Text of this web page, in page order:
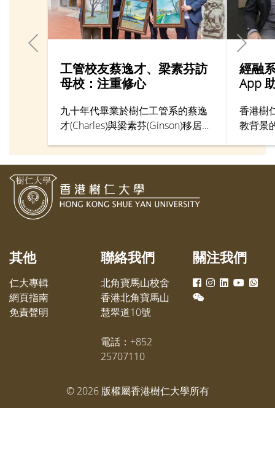
工管校友蔡逸才、梁素芬訪
母校：注重修心
九十年代畢業於樹仁工管系的蔡逸
才(Charles)與梁素芬(Ginson)移居加
馬山校舍的風光與活力。一直心繫
網球隊並擔任隊長，首年參加大專
聯賽已榮獲亞軍，翌年再戰更奪冠
奮鬥，期望有更多樹仁人為母校增
經融
App
香港樹
教背景
任李天
其他
仁大專輯
網頁指南
免責聲明
聯絡我們
北角寶馬山校舍
香港北角寶馬山
慧翠道10號
電話：+852
25707110
關注我們
© 2026版權屬香港樹仁大學所有